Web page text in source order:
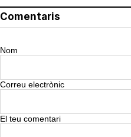
Comentaris
Nom
Correu electrònic
El teu comentari